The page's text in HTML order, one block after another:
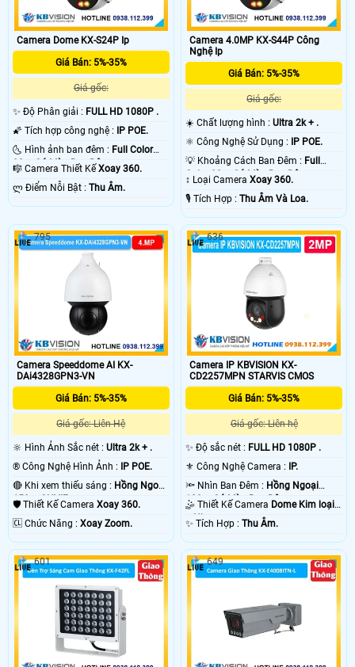
Camera Dome KX-S24P Ip
Giá Bán: 5%-35%
Giá gốc:
✨ Độ Phân giải : FULL HD 1080P .
🌠 Tích hợp công nghệ :
IP POE.
🌜 Hình ảnh ban đêm : Full Color
30m Có Màu Ban Ðêm.
🎼️ Camera Thiết Kế Xoay 360.
️ლ Điểm Nỗi Bật : Thu Âm.
Camera 4.0MP KX-S44P Công
Nghệ Ip
Giá Bán: 5%-35%
Giá gốc:
☀️ Chất lượng hình :Ultra 2k + .
⚛️ Công Nghệ Sử Dụng :
IP POE.
💡 Khoảng Cách Ban Đêm : Full
Color 30m Có Màu Ban Ðêm.
↕️ Loại CameraXoay 360.
️🎙 Tích Hợp :Thu Âm Và Loa.
Camera Speeddome AI KX-
DAi4328GPN3-VN
Giá Bán: 5%-35%
Giá gốc: Liên Hệ
🔆 Hình Ảnh Sắc nét : Ultra 2k + .
®️ Công Nghệ Hình Ảnh :
IP POE.
🔴 Khi xem thiếu sáng : Hồng Ngoại
150m ONVIF.
🛡 Thiết Kế Camera Xoay 360.
️🆑 Chức Năng : Xoay Zoom.
795
Camera IP KBVISION KX-
CD2257MPN STARVIS CMOS
Giá Bán: 5%-35%
Giá gốc: Liên hệ
✨ Độ sắc nét : FULL HD 1080P .
⚜️ Công Nghệ Camera :
IP.
🔦 Nhìn Ban Đêm : Hồng Ngoại
100m Có Màu Ban Ðêm.
🤹 Thiết Kế Camera Dome Kim loại
+ Nhựa.
️✨ Tích Hợp :Thu Âm.
636
601 649